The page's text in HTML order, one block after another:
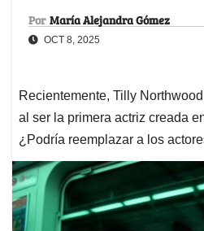
Por María Alejandra Gómez
OCT 8, 2025
Recientemente, Tilly
al ser la primera actriz creada
¿Podría reemplazar a los